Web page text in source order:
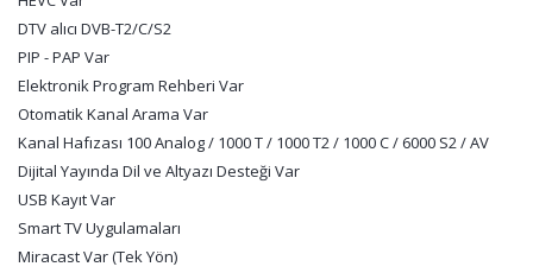
DTV alıcı DVB-T2/C/S2
PIP - PAP Var
Elektronik Program Rehberi Var
Otomatik Kanal Arama Var
Kanal Hafızası 100 Analog / 1000 T / 1000 T2 / 1000 C / 6000 S2 / AV
Dijital Yayında Dil ve Altyazı Desteği Var
USB Kayıt Var
Smart TV Uygulamaları
Miracast Var (Tek Yön)